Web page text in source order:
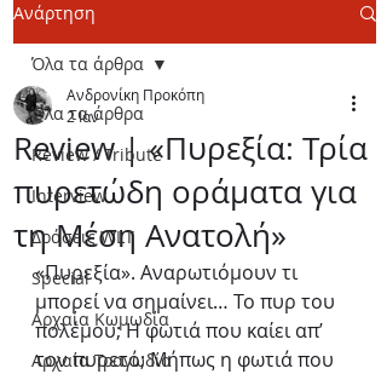
Ανάρτηση
Όλα τα άρθρα
Review / Tribute
Interview
Δράσεις WLT
Special
Αρχαία Κωμωδία
Αρχαία Τραγωδία
Όλα τα άρθρα
Review | «Πυρεξία: Τρία
πυρετώδη οράματα για
τη Μέση Ανατολή»
Ανδρονίκη Προκόπη
2 Ιαν
«Πυρεξία». Αναρωτιόμουν τι
μπορεί να σημαίνει… Το πυρ του
πολέμου; Η φωτιά που καίει απ’
τον πυρετό; Μήπως η φωτιά που